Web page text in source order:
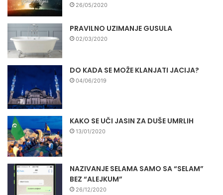
26/05/2020
PRAVILNO UZIMANJE GUSULA
02/03/2020
DO KADA SE MOŽE KLANJATI JACIJA?
04/06/2019
KAKO SE UČI JASIN ZA DUŠE UMRLIH
13/01/2020
NAZIVANJE SELAMA SAMO SA “SELAM”
BEZ “ALEJKUM”
26/12/2020